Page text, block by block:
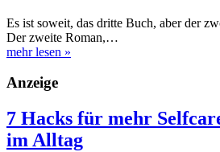
Es ist soweit, das dritte Buch, aber der
Der zweite Roman,…
mehr lesen »
Anzeige
7 Hacks für mehr
im Alltag